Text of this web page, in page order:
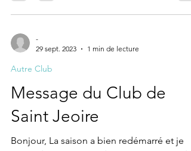
29 sept. 2023
Autre Club
Message du Club de
Saint Jeoire